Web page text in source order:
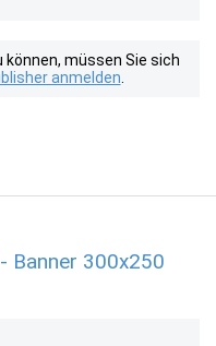
müssen Sie sich
anmelden
Banner 300x250